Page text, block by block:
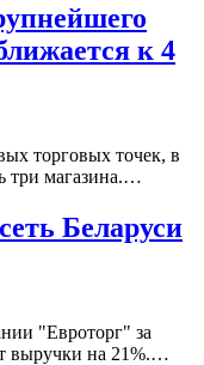
к 4
торговых точек, в
три магазина.…
Беларуси
"Евроторг" за
выручки на 21%.…